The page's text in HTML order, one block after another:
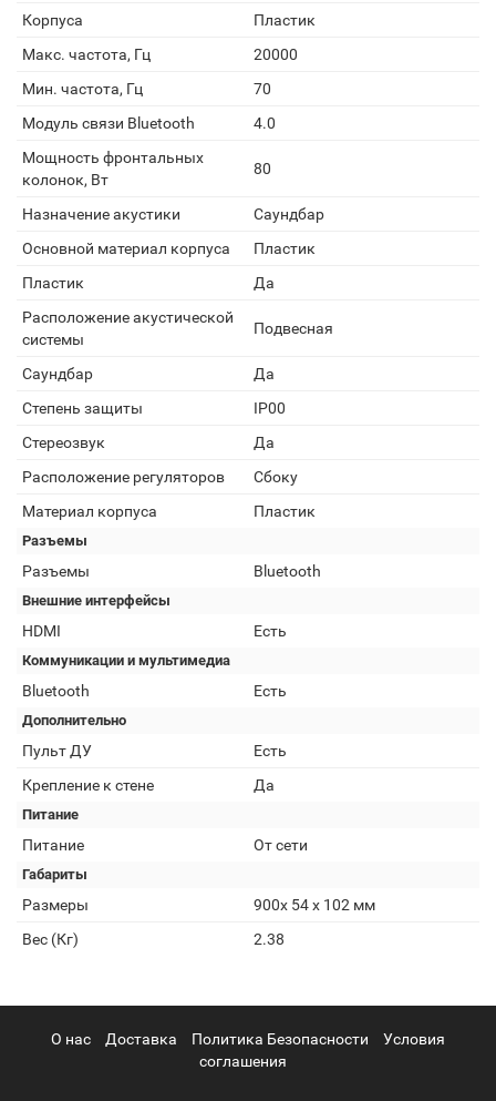
Корпуса
Пластик
Макс. частота, Гц
20000
Мин. частота, Гц
70
Модуль связи Bluetooth
4.0
Мощность фронтальных
колонок, Вт
80
Назначение акустики
Саундбар
Основной материал корпуса
Пластик
Пластик
Да
Расположение акустической
системы
Подвесная
Саундбар
Да
Степень защиты
IP00
Стереозвук
Да
Расположение регуляторов
Сбоку
Материал корпуса
Пластик
Разъемы
Разъемы Bluetooth
Внешние интерфейсы
HDMI Есть
Коммуникации и мультимедиа
Bluetooth Есть
Дополнительно
Пульт ДУ
Есть
Крепление к стене
Да
Питание
Питание От сети
Габариты
Размеры
900х 54 х 102 мм
Вес (Кг)
2.38
О нас Доставка Политика Безопасности
Условия
соглашения